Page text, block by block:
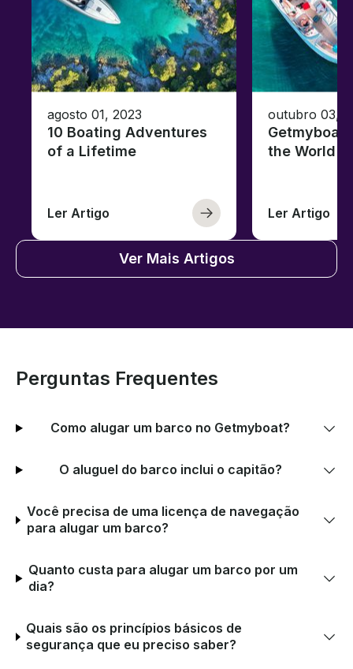
agosto 01, 2023
10 Boating Adventures
of a Lifetime
Ler Artigo
outubro 03,
the World
Ler Artigo
Ver Mais Artigos
Perguntas Frequentes
Como alugar um barco no Getmyboat?
O aluguel do barco inclui o capitão?
Você precisa de uma licença de navegação
para alugar um barco?
Quanto custa para alugar um barco por um
dia?
Quais são os princípios básicos de
segurança que eu preciso saber?